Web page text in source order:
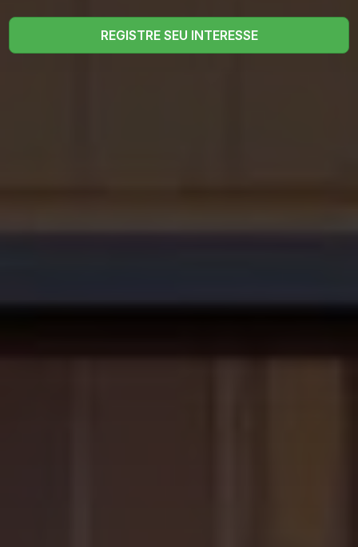
REGISTRE SEU INTERESSE